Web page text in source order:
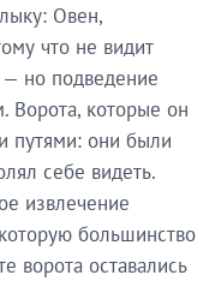
Овен,
что не видит
— но подведение
Ворота, которые он
путями: они были
себе видеть.
извлечение
большинство
ворота оставались